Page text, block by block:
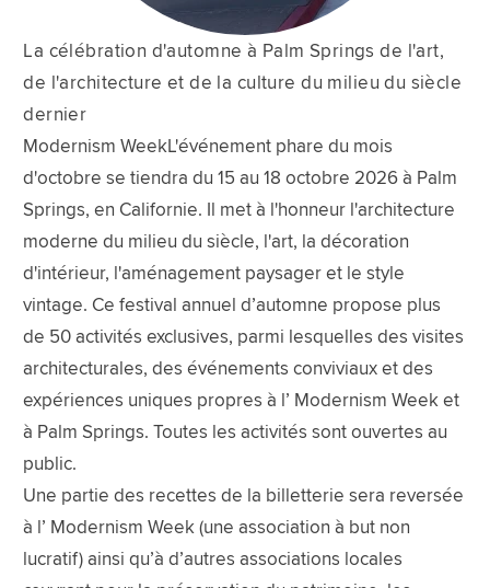
La célébration d'automne à Palm Springs de l'art,
de l'architecture et de la culture du milieu du siècle
dernier
Modernism WeekL'événement phare du mois
d'octobre se tiendra du 15 au 18 octobre 2026 à Palm
Springs, en Californie. Il met à l'honneur l'architecture
moderne du milieu du siècle, l'art, la décoration
d'intérieur, l'aménagement paysager et le style
vintage. Ce festival annuel d’automne propose plus
de 50 activités exclusives, parmi lesquelles des visites
architecturales, des événements conviviaux et des
expériences uniques propres à l’ Modernism Week et
à Palm Springs. Toutes les activités sont ouvertes au
public.
Une partie des recettes de la billetterie sera reversée
à l’ Modernism Week (une association à but non
lucratif) ainsi qu’à d’autres associations locales